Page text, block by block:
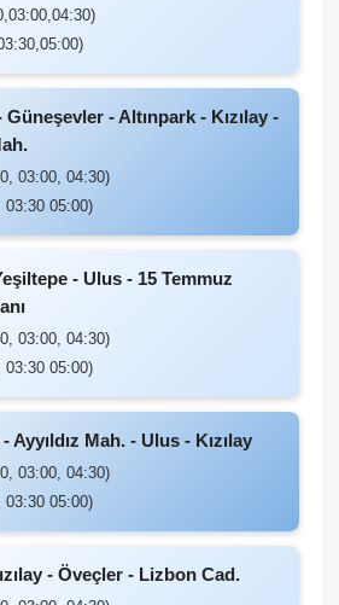
Güneşevler - Altınpark - Kızılay -
03:00, 04:30)
05:00)
- Ulus - 15 Temmuz
03:00, 04:30)
05:00)
Ayyıldız Mah. - Ulus - Kızılay
03:00, 04:30)
05:00)
- Öveçler - Lizbon Cad.